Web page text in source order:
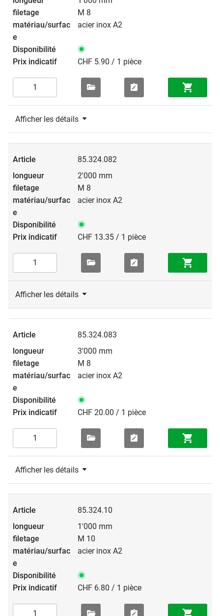
M 8
acier inox A2
CHF 5.90 / 1 pièce
Afficher les détails
85.324.082
2'000 mm
M 8
acier inox A2
CHF 13.35 / 1 pièce
Afficher les détails
85.324.083
3'000 mm
M 8
acier inox A2
CHF 20.00 / 1 pièce
Afficher les détails
85.324.10
1'000 mm
M 10
acier inox A2
CHF 6.80 / 1 pièce